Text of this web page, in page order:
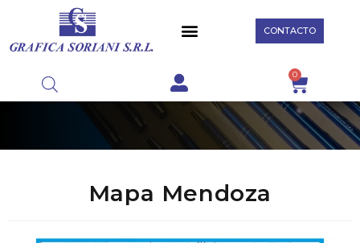
CONTACTO
0
Mapa Mendoza